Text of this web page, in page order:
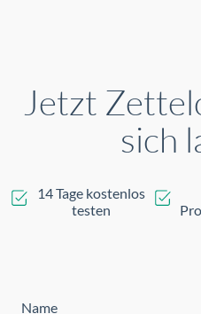
Jetzt
sich
14 Tage kostenlos
testen
Name